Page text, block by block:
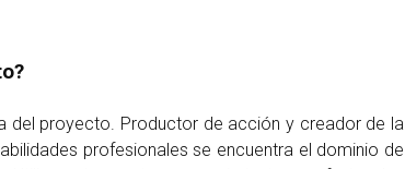
del proyecto. Productor de acción y creador de la
profesionales se encuentra el dominio de